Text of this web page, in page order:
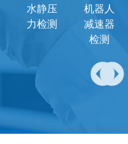
水静压
力检测
机器人
减速器
检测